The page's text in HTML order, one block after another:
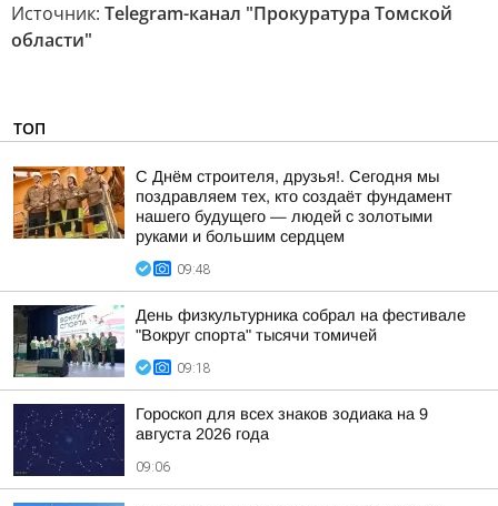
Источник: Telegram-канал "Прокуратура Томской
области"
ТОП
С Днём строителя, друзья!. Сегодня мы
поздравляем тех, кто создаёт фундамент
нашего будущего — людей с золотыми
руками и большим сердцем
09:48
День физкультурника собрал на фестивале
"Вокруг спорта" тысячи томичей
09:18
Гороскоп для всех знаков зодиака на 9
августа 2026 года
09:06